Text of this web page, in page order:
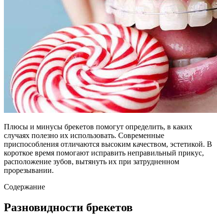
Плюсы и минусы брекетов помогут определить, в каких
случаях полезно их использовать. Современные
приспособления отличаются высоким качеством, эстетикой. В
короткое время помогают исправить неправильный прикус,
расположение зубов, вытянуть их при затрудненном
прорезывании.
Содержание
Разновидности брекетов